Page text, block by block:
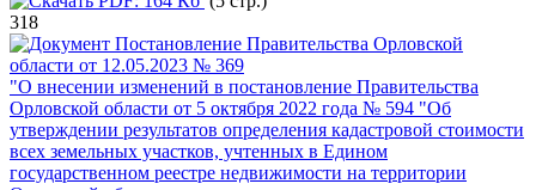
318
Постановление Правительства Орловской
области от 12.05.2023 № 369
"О внесении изменений в постановление Правительства
Орловской области от 5 октября 2022 года № 594 "Об
утверждении результатов определения кадастровой стоимости
всех земельных участков, учтенных в Едином
государственном реестре недвижимости на территории